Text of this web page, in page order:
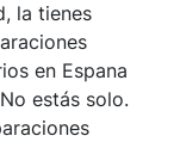
la tienes
en Espana
estás solo.